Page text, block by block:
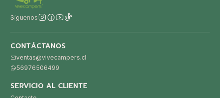
Síguenos
CONTÁCTANOS
ventas@vivecampers.cl
56976506499
SERVICIO AL CLIENTE